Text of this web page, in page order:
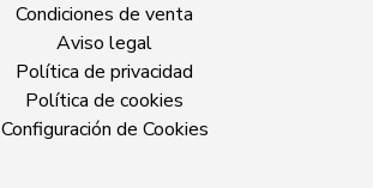
Condiciones de venta
Aviso legal
Política de privacidad
Política de cookies
Configuración de Cookies